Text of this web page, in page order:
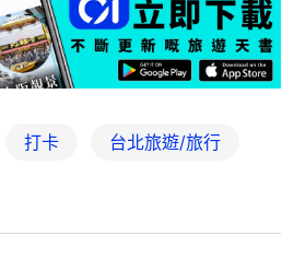
打卡 台北旅遊/旅行